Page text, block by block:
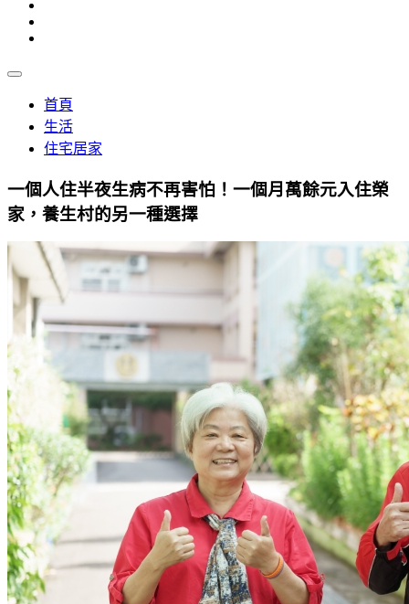
首頁
生活
住宅居家
一個人住半夜生病不再害怕！一個月萬餘元入住榮
家，養生村的另一種選擇